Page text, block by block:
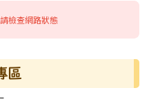
檢查網路狀態
區